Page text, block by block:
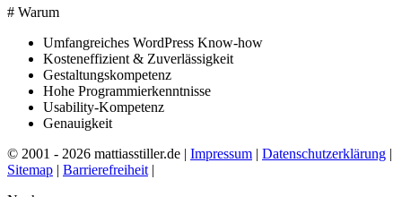
# Warum
Umfangreiches WordPress Know-how
Kosteneffizient & Zuverlässigkeit
Gestaltungskompetenz
Hohe Programmierkenntnisse
Usability-Kompetenz
Genauigkeit
© 2001 - 2026 mattiasstiller.de | Impressum | Datenschutzerklärung |
Sitemap | Barrierefreiheit |